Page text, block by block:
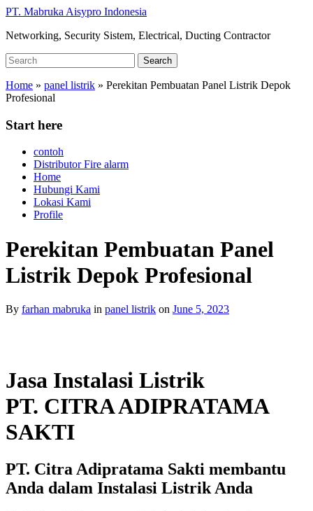
Skip
main
PT. Mabruka Aisypro Indonesia
Networking, Security Sistem, Electrical, Ducting Contractor
Search
for:
Search
Home » panel listrik » Perekitan Pembuatan Panel Listrik Depok
Profesional
Start here
contoh
Distributor Fire alarm
Home
Hubungi Kami
Lokasi Kami
Profile
Perekitan Pembuatan Panel
Listrik Depok Profesional
By farhan mabruka in panel listrik on June 5, 2023
Jasa Instalasi Listrik
PT. CITRA ADIPRATAMA
SAKTI
PT. Citra Adipratama Sakti membantu
Anda dalam Instalasi Listrik Anda